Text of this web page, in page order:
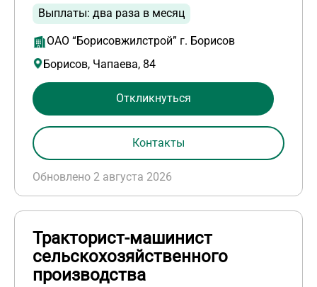
Выплаты: два раза в месяц
ОАО “Борисовжилстрой” г. Борисов
Борисов, Чапаева, 84
Обновлено 2 августа 2026
Откликнуться
Контакты
Тракторист-машинист
сельскохозяйственного
производства